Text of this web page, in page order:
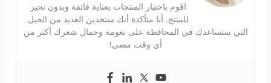
اقوم باختيار المنتجات بعناية فائقة وبدون تحيز
للمنتج. أنا متأكدة أنك ستجدين العديد من الحيل
التي ستساعدك في المحافظة على نعومة وجمال شعرك أكثر من
أي وقت مضى!